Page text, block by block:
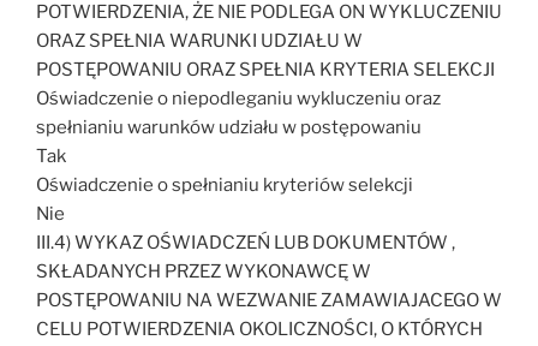
POTWIERDZENIA, ŻE NIE PODLEGA ON WYKLUCZENIU
ORAZ SPEŁNIA WARUNKI UDZIAŁU W
POSTĘPOWANIU ORAZ SPEŁNIA KRYTERIA SELEKCJI
Oświadczenie o niepodleganiu wykluczeniu oraz
spełnianiu warunków udziału w postępowaniu
Tak
Oświadczenie o spełnianiu kryteriów selekcji
Nie
III.4) WYKAZ OŚWIADCZEŃ LUB DOKUMENTÓW ,
SKŁADANYCH PRZEZ WYKONAWCĘ W
POSTĘPOWANIU NA WEZWANIE ZAMAWIAJACEGO W
CELU POTWIERDZENIA OKOLICZNOŚCI, O KTÓRYCH